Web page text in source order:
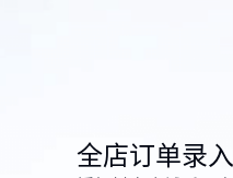
全店订单录入